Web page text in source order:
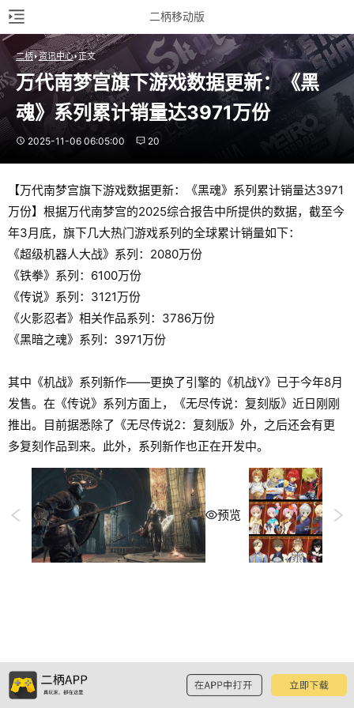
二柄移动版
二柄 资讯中心 正文
万代南梦宫旗下游戏数据更新：《黑
魂》系列累计销量达3971万份
2025-11-06 06:05:00 20
【万代南梦宫旗下游戏数据更新：《黑魂》系列累计销量达3971
万份】根据万代南梦宫的2025综合报告中所提供的数据，截至今
年3月底，旗下几大热门游戏系列的全球累计销量如下：
《超级机器人大战》系列：2080万份
《铁拳》系列：6100万份
《传说》系列：3121万份
《火影忍者》相关作品系列：3786万份
《黑暗之魂》系列：3971万份
其中《机战》系列新作——更换了引擎的《机战Y》已于今年8月
发售。在《传说》系列方面上，《无尽传说：复刻版》近日刚刚
推出。目前据悉除了《无尽传说2：复刻版》外，之后还会有更
多复刻作品到来。此外，系列新作也正在开发中。
预览